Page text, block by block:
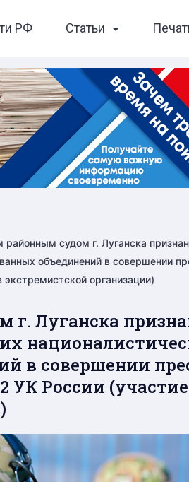
РФ Статьи
судом г. Луганска
объединений в совершении
организации)
г. Луганска
в совершении
УК России